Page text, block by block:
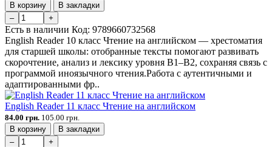
В корзину
В закладки
–
+
Есть в наличии Код: 9789660732568
English Reader 10 класс Чтение на английском — хрестоматия
для старшей школы: отобранные тексты помогают развивать
скорочтение, анализ и лексику уровня B1–B2, сохраняя связь с
программой иноязычного чтения.Работа с аутентичными и
адаптированными фр..
English Reader 11 класс Чтение на английском
84.00 грн. 105.00 грн.
В корзину
В закладки
–
+